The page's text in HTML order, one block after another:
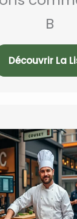
B
Découvrir La